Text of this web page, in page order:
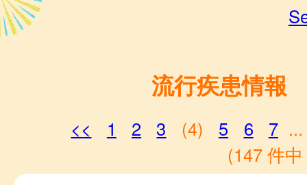
流行疾患情報
<< 1 2 3 (4) 5 6 7 ...
(147 件